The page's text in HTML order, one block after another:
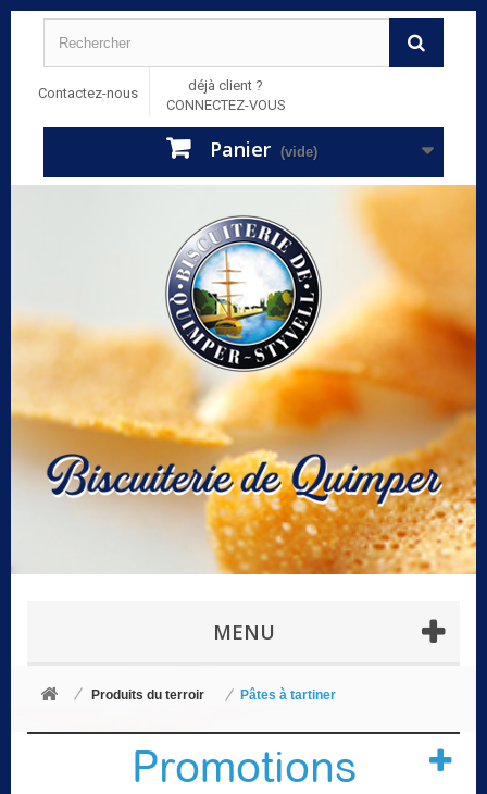
Contactez-nous
déjà client ?
CONNECTEZ-VOUS
Panier (vide)
MENU
Produits du terroir Pâtes à tartiner
Promotions